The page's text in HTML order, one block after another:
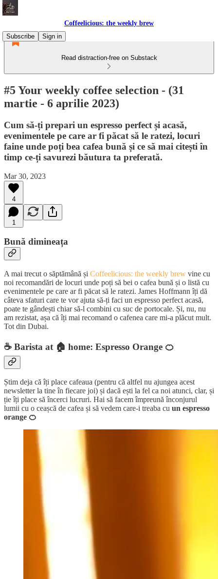
Coffeelicious: the weekly brew
Subscribe
Sign in
Read distraction-free on Substack
#5 Your weekly coffee selection - (31
martie - 6 aprilie 2023)
Cum să-ți prepari un espresso perfect și acasă,
evenimentele pe care ar fi păcat să le ratezi, locuri
faine unde poți bea cafea bună și ce să mai citești în
timp ce-ți savurezi băutura ta preferată.
Mar 30, 2023
4
1
Bună dimineața
A mai trecut o săptămână și Coffeelicious: the weekly brew vine cu
noi recomandări de locuri unde poți să bei o cafea bună și o listă cu
evenimentele pe care ar fi păcat să le ratezi. James Hoffmann îți dă
câteva sfaturi care te vor ajuta să-ți faci un espresso perfect acasă,
poate te gândești chiar să-l combini cu suc de portocale. Și, nu, nu
am rezistat, așa că îți mai recomand o cafenea care mi-a plăcut mult.
Tot din Dubai.
☕ Barista at 🏠 home: Espresso Orange 🍊
Știm deja că îți place cafeaua (pentru că altfel nu ajungea acest
newsletter la tine în fiecare joi) și dacă ești la fel ca noi atunci, clar, și
ție îți place să încerci lucruri. Hai să facem împreună înconjurul
lumii cu o ceașcă de cafea și să vedem care-i treaba cu un espresso
orange 🍊